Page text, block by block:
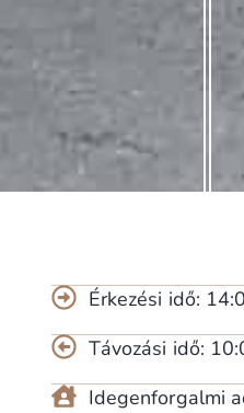
Érkezési idő:
Távozási idő:
Idegenforgalmi